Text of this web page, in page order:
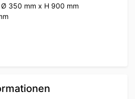
350 mm x H 900 mm